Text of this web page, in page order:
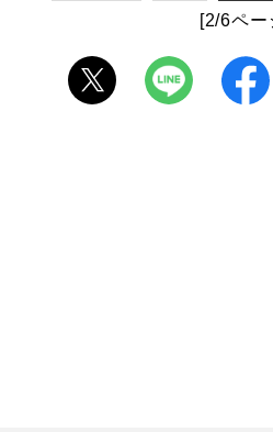
[2/6ペー